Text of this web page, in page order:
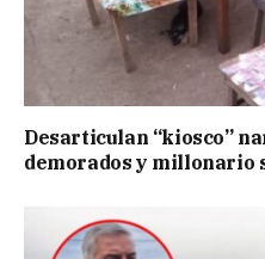
Desarticulan “kiosco”
demorados y millonario